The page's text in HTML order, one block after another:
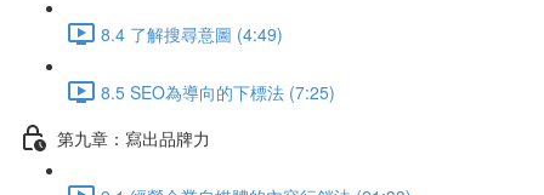
8.4 了解搜尋意圖 (4:49)
8.5 SEO為導向的下標法 (7:25)
第九章：寫出品牌力